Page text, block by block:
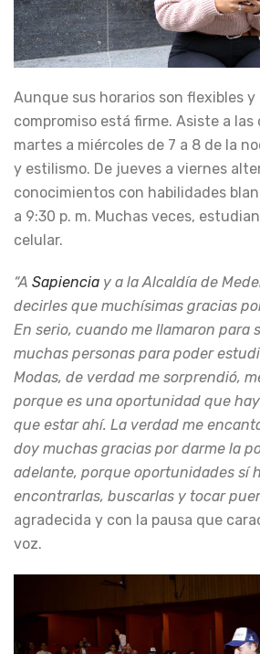
Aunque sus horarios son flexibles
compromiso está firme. Asiste a
martes a miércoles de 7 a 8 de la
y estilismo. De jueves a viernes
conocimientos con habilidades
a 9:30 p. m. Muchas veces,
celular.
“A Sapiencia y a la Alcaldía de
decirles que muchísimas gracias
En serio, cuando me llamaron para
muchas personas para poder
Modas, de verdad me sorprendió,
porque es una oportunidad que
que estar ahí. La verdad me
doy muchas gracias por darme la
adelante, porque oportunidades sí
encontrarlas, buscarlas y tocar
agradecida y con la pausa que
voz.